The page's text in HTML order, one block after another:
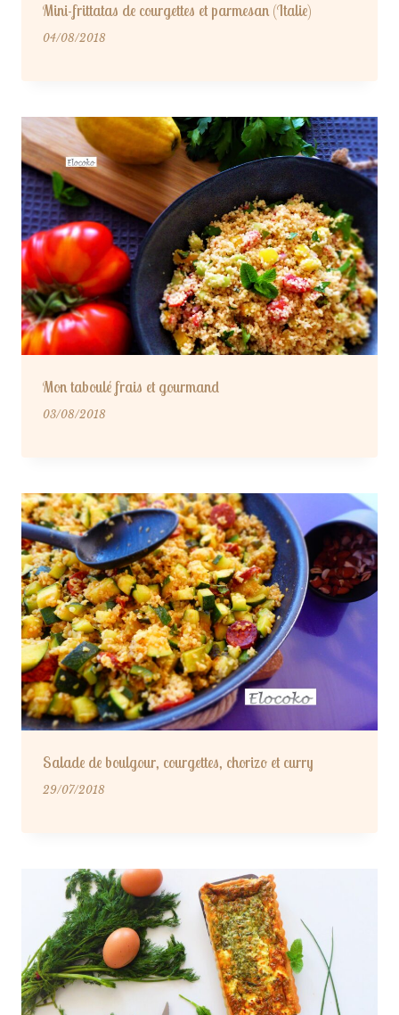
Mini-frittatas de courgettes et parmesan (Italie)
04/08/2018
Mon taboulé frais et gourmand
03/08/2018
Salade de boulgour, courgettes, chorizo et curry
29/07/2018